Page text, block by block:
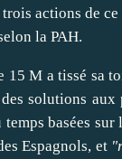
actions de
la PAH.
15 M a tissé sa
solutions
temps basées sur
Espagnols, et